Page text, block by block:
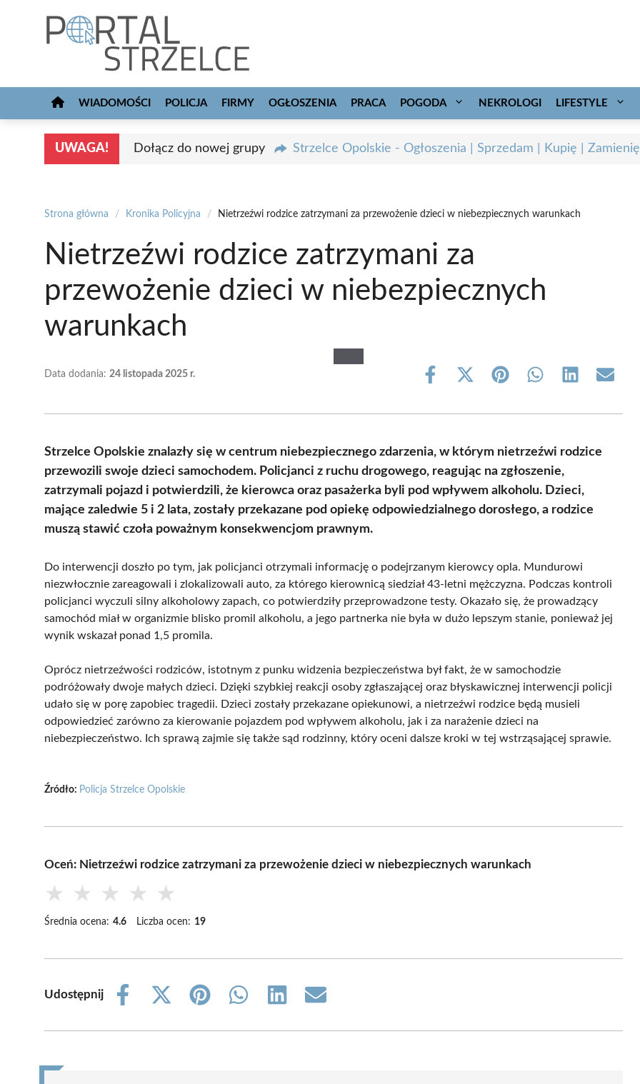
WIADOMOŚCI POLICJA FIRMY OGŁOSZENIA PRACA POGODA NEKROLOGI LIFESTYLE
UWAGA! Dołącz do nowej grupy Strzelce Opolskie - Ogłoszenia | Sprzedam | Kupię |
Strona główna / Kronika Policyjna / Nietrzeźwi rodzice zatrzymani za przewożenie dzieci w niebezpiecznych warunkach
Nietrzeźwi rodzice zatrzymani za
przewożenie dzieci w niebezpiecznych
warunkach
Data dodania: 24 listopada 2025 r.
Share
Share
(Twitter)
Share Share Share Share
Strzelce Opolskie znalazły się w centrum niebezpiecznego zdarzenia, w którym nietrzeźwi rodzice
przewozili swoje dzieci samochodem. Policjanci z ruchu drogowego, reagując na zgłoszenie,
zatrzymali pojazd i potwierdzili, że kierowca oraz pasażerka byli pod wpływem alkoholu. Dzieci,
mające zaledwie 5 i 2 lata, zostały przekazane pod opiekę odpowiedzialnego dorosłego, a rodzice
muszą stawić czoła poważnym konsekwencjom prawnym.
Do interwencji doszło po tym, jak policjanci otrzymali informację o podejrzanym kierowcy opla. Mundurowi
niezwłocznie zareagowali i zlokalizowali auto, za którego kierownicą siedział 43-letni mężczyzna. Podczas kontroli
policjanci wyczuli silny alkoholowy zapach, co potwierdziły przeprowadzone testy. Okazało się, że prowadzący
samochód miał w organizmie blisko promil alkoholu, a jego partnerka nie była w dużo lepszym stanie, ponieważ jej
wynik wskazał ponad 1,5 promila.
Oprócz nietrzeźwości rodziców, istotnym z punku widzenia bezpieczeństwa był fakt, że w samochodzie
podróżowały dwoje małych dzieci. Dzięki szybkiej reakcji osoby zgłaszającej oraz błyskawicznej interwencji policji
udało się w porę zapobiec tragedii. Dzieci zostały przekazane opiekunowi, a nietrzeźwi rodzice będą musieli
odpowiedzieć zarówno za kierowanie pojazdem pod wpływem alkoholu, jak i za narażenie dzieci na
niebezpieczeństwo. Ich sprawą zajmie się także sąd rodzinny, który oceni dalsze kroki w tej wstrząsającej sprawie.
Źródło: Policja Strzelce Opolskie
Oceń: Nietrzeźwi rodzice zatrzymani za przewożenie dzieci w niebezpiecznych warunkach
★ ★ ★ ★ ★
Średnia ocena: 4.6 Liczba ocen: 19
Udostępnij
Share
Share
(Twitter)
Share
Share
Share
Share